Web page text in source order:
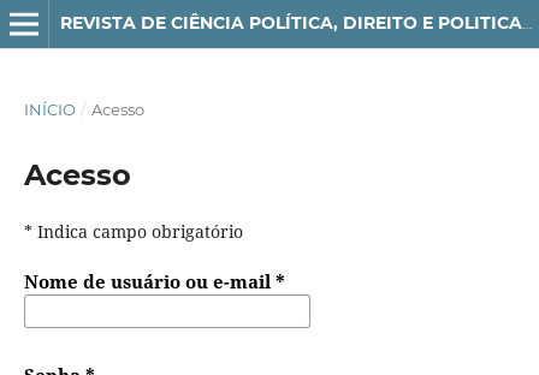
REVISTA DE CIÊNCIA POLÍTICA, DIREITO E POLITICAS PÚBLICAS - POLITI(K)CON
INÍCIO / Acesso
Acesso
* Indica campo obrigatório
Nome de usuário ou e-mail*